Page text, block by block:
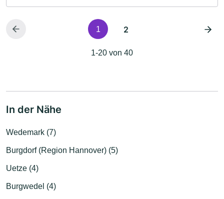
1 2
1-20 von 40
In der Nähe
Wedemark (7)
Burgdorf (Region Hannover) (5)
Uetze (4)
Burgwedel (4)